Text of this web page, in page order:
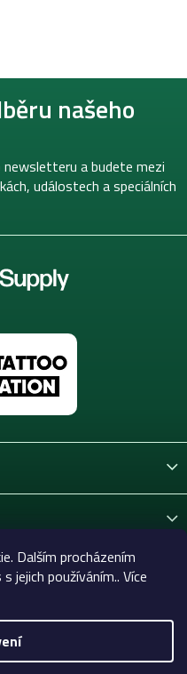
Dalším procházením
jejich používáním.. Více
našeho
newsletteru a budete mezi
událostech a speciálních
| Vše pro tetování a